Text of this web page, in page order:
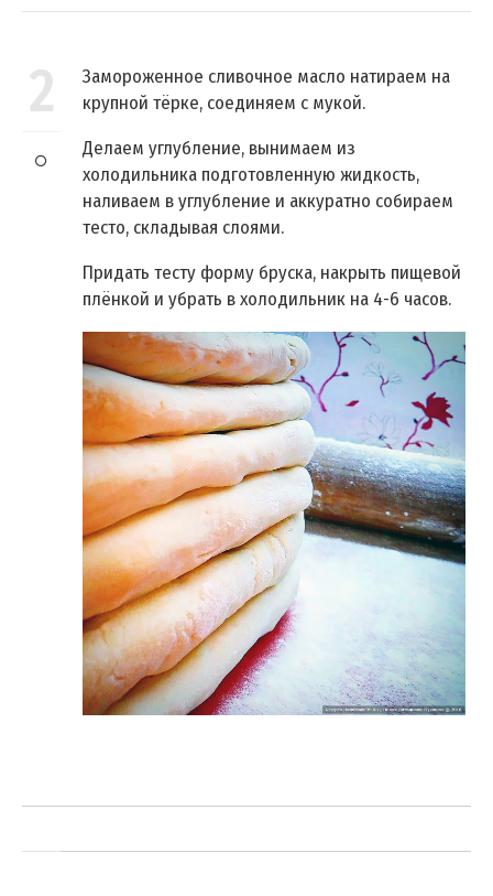
2
Замороженное сливочное масло натираем на
крупной тёрке, соединяем с мукой.
Делаем углубление, вынимаем из
холодильника подготовленную жидкость,
наливаем в углубление и аккуратно собираем
тесто, складывая слоями.
Придать тесту форму бруска, накрыть пищевой
плёнкой и убрать в холодильник на 4-6 часов.